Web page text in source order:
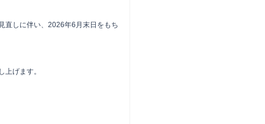
直しに伴い、2026年6月末日をもち
げます。